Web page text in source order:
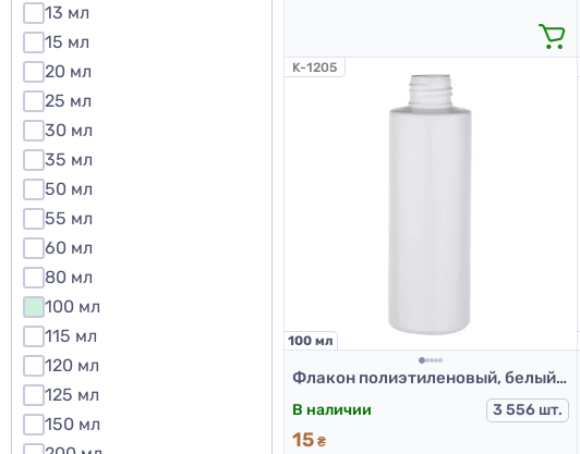
13 мл
15 мл
20 мл
25 мл
30 мл
35 мл
50 мл
55 мл
60 мл
80 мл
100 мл
115 мл
120 мл
125 мл
150 мл
K-1205
100 мл
Флакон полиэтиленовый, белый 100 мл, 508D (пластиковые флаконы 100 мл)
В наличии 3 556 шт.
15 ₴